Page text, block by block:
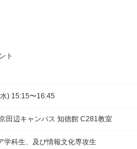
ト
) 15:15〜16:45
田辺キャンパス 知徳館 C281教室
学科生、及び情報文化専攻生